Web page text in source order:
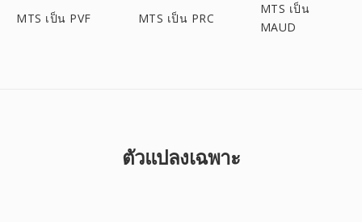
MTS เป็น PVF MTS เป็น PRC
MTS เป็น
MAUD
ตัวแปลงเฉพาะ